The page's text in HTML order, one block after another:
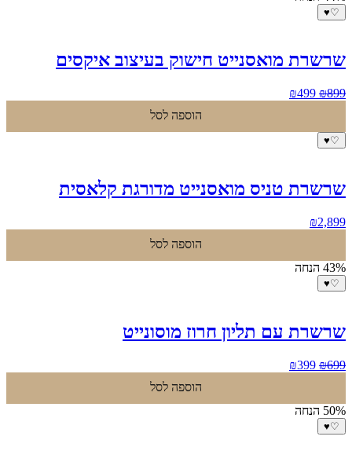
♡
♥
שרשרת מואסנייט חישוק בעיצוב איקסים
₪899
המחיר
₪899.
₪499
₪499.
הוספה לסל
♡
♥
שרשרת טניס מואסנייט מדורגת קלאסית
₪2,899
הוספה לסל
43% הנחה
♡
♥
שרשרת עם תליון חרוז מוסונייט
₪699
המחיר
₪699.
₪399
₪399.
הוספה לסל
50% הנחה
♡
♥